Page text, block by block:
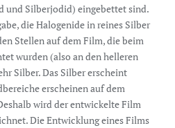
und Silberjodid) eingebettet sind.
die Halogenide in reines Silber
Stellen auf dem Film, die beim
wurden (also an den helleren
Silber. Das Silber erscheint
erscheinen auf dem
wird der entwickelte Film
Die Entwicklung eines Films